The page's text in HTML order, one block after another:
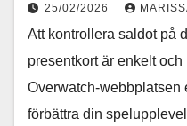
25/02/2026
Att kontrollera saldot på
presentkort är enkelt
Overwatch-webbplatsen
förbättra din